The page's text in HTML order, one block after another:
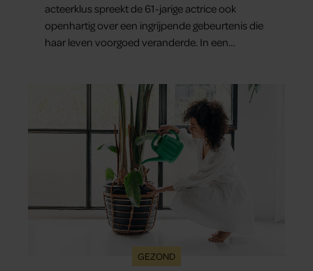
acteerklus spreekt de 61-jarige actrice ook
openhartig over een ingrijpende gebeurtenis die
haar leven voorgoed veranderde. In een
haar dwong anders naar zichzelf en haar
gezondheid te kijken. “Mijn leven steekt nu
anders in elkaar”, zegt ze.
GEZOND